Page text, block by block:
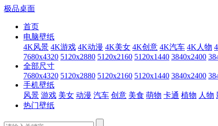
极品桌面
首页
电脑壁纸
4K风景 4K游戏 4K动漫 4K美女 4K创意 4K汽车 4K人物
7680x4320 5120x2880 5120x2160 5120x1440 3840x2400
全部尺寸
7680x4320 5120x2880 5120x2160 5120x1440 3840x2400
手机壁纸
风景 游戏 美女 动漫 汽车 创意 美食 萌物 卡通 植物 人物
热门壁纸